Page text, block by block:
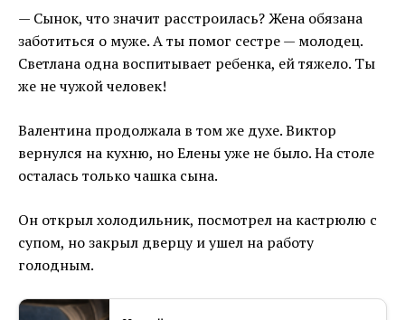
— Сынок, что значит расстроилась? Жена обязана
заботиться о муже. А ты помог сестре — молодец.
Светлана одна воспитывает ребенка, ей тяжело. Ты
же не чужой человек!
Валентина продолжала в том же духе. Виктор
вернулся на кухню, но Елены уже не было. На столе
осталась только чашка сына.
Он открыл холодильник, посмотрел на кастрюлю с
супом, но закрыл дверцу и ушел на работу
голодным.